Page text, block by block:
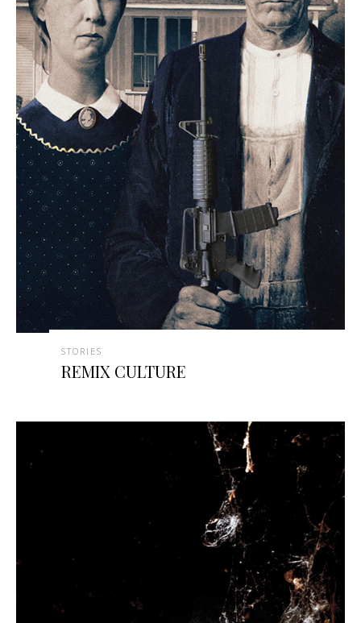
STORIES
REMIX CULTURE